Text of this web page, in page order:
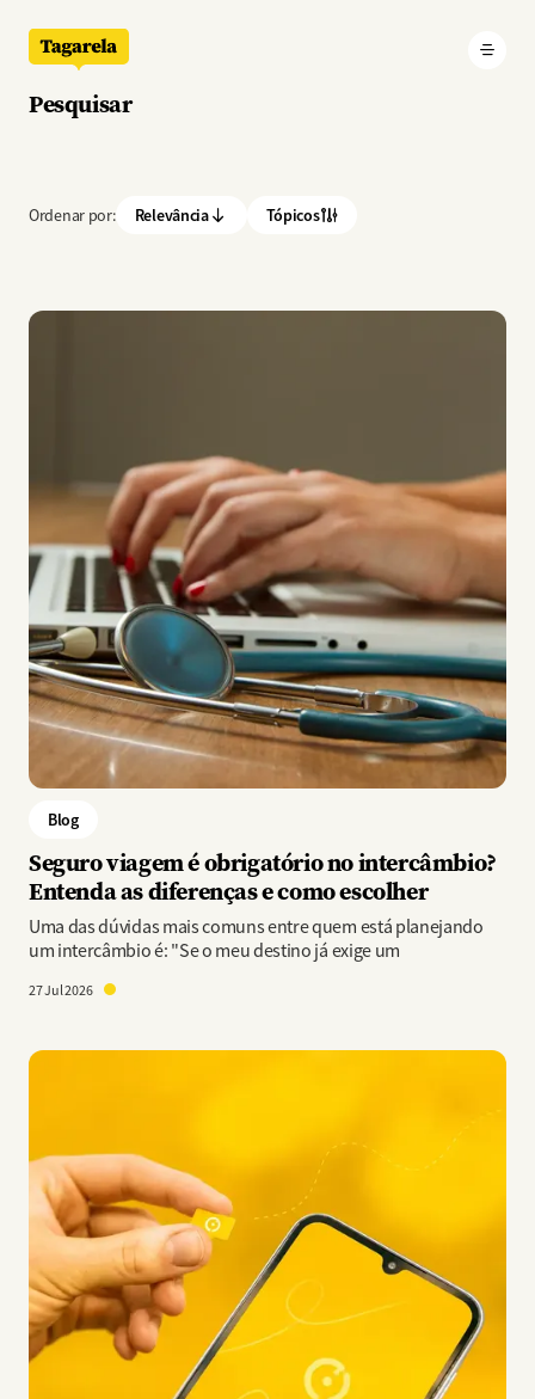
Pesquisar
Ordenar por: Relevância Tópicos
Imagem
Blog
Seguro viagem é obrigatório no intercâmbio?
Entenda as diferenças e como escolher
Uma das dúvidas mais comuns entre quem está planejando
um intercâmbio é: "Se o meu destino já exige um
27 Jul 2026
Imagem